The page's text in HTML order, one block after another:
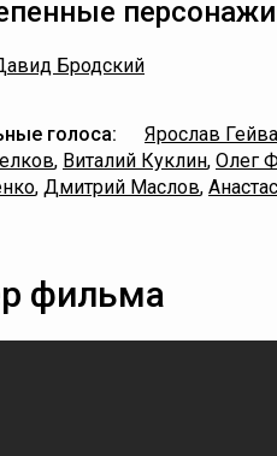
персонажи
Бродский
голоса: Ярослав
, Виталий Куклин, Олег
, Дмитрий Маслов,
фильма